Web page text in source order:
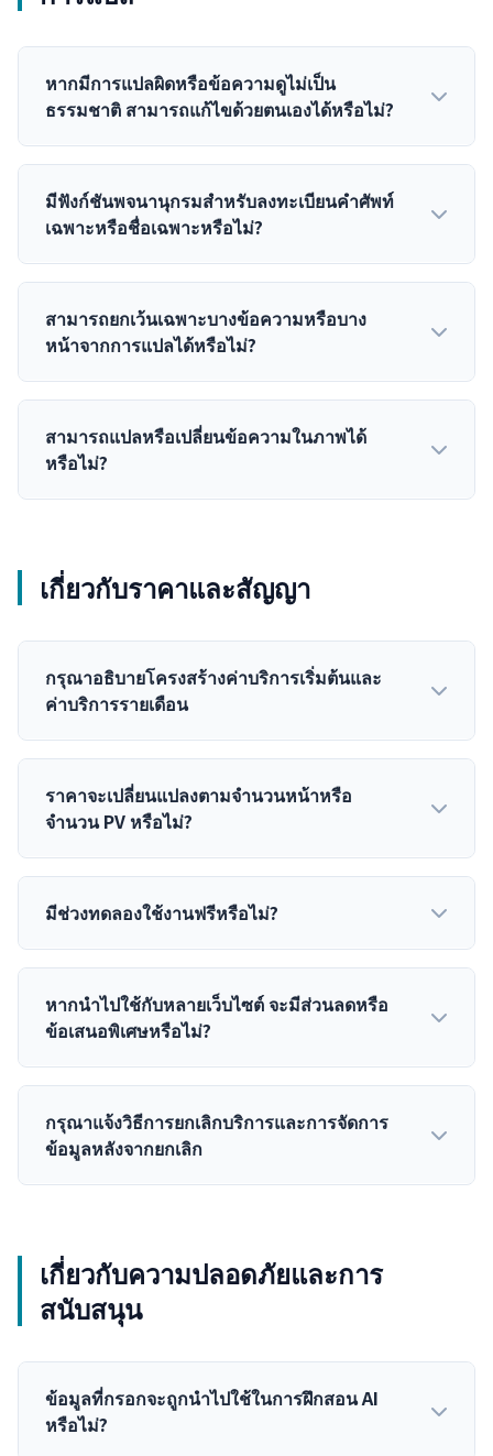
หากมีการแปลผิดหรือข้อความดูไม่เป็น
ธรรมชาติ สามารถแก้ไขด้วยตนเองได้หรือไม่?
มีฟังก์ชันพจนานุกรมสำหรับลงทะเบียนคำศัพท์
เฉพาะหรือชื่อเฉพาะหรือไม่?
สามารถยกเว้นเฉพาะบางข้อความหรือบาง
หน้าจากการแปลได้หรือไม่?
สามารถแปลหรือเปลี่ยนข้อความในภาพได้
หรือไม่?
เกี่ยวกับราคาและสัญญา
กรุณาอธิบายโครงสร้างค่าบริการเริ่มต้นและ
ค่าบริการรายเดือน
ราคาจะเปลี่ยนแปลงตามจำนวนหน้าหรือ
จำนวน PV หรือไม่?
มีช่วงทดลองใช้งานฟรีหรือไม่?
หากนำไปใช้กับหลายเว็บไซต์ จะมีส่วนลดหรือ
ข้อเสนอพิเศษหรือไม่?
กรุณาแจ้งวิธีการยกเลิกบริการและการจัดการ
ข้อมูลหลังจากยกเลิก
เกี่ยวกับความปลอดภัยและการ
สนับสนุน
ข้อมูลที่กรอกจะถูกนำไปใช้ในการฝึกสอน AI
หรือไม่?